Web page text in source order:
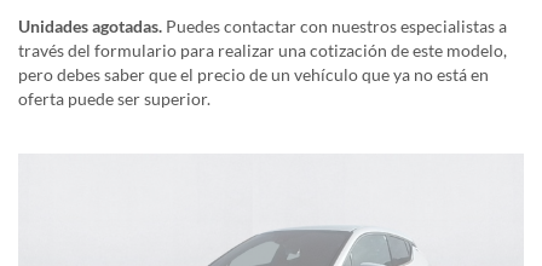
Unidades agotadas. Puedes contactar con nuestros especialistas a
través del formulario para realizar una cotización de este modelo,
pero debes saber que el precio de un vehículo que ya no está en
oferta puede ser superior.